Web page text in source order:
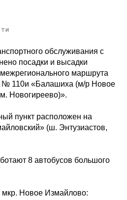
обслуживания с
посадки и высадки
маршрута
№ 110и «Балашиха (м/р Новое
Новогиреево)».
пункт расположен на
(ш. Энтузиастов,
8 автобусов большого
мкр. Новое Измайлово: